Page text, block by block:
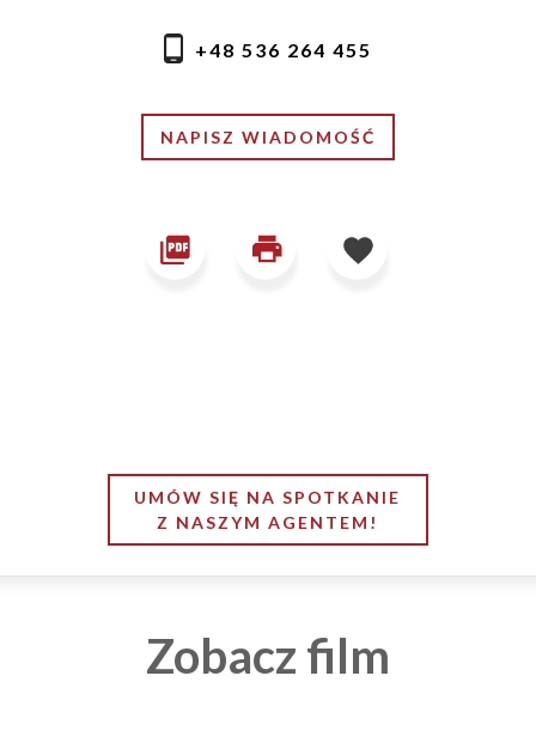
+48 536 264 455
NAPISZ WIADOMOŚĆ
UMÓW SIĘ NA SPOTKANIE
Z NASZYM AGENTEM!
Zobacz film